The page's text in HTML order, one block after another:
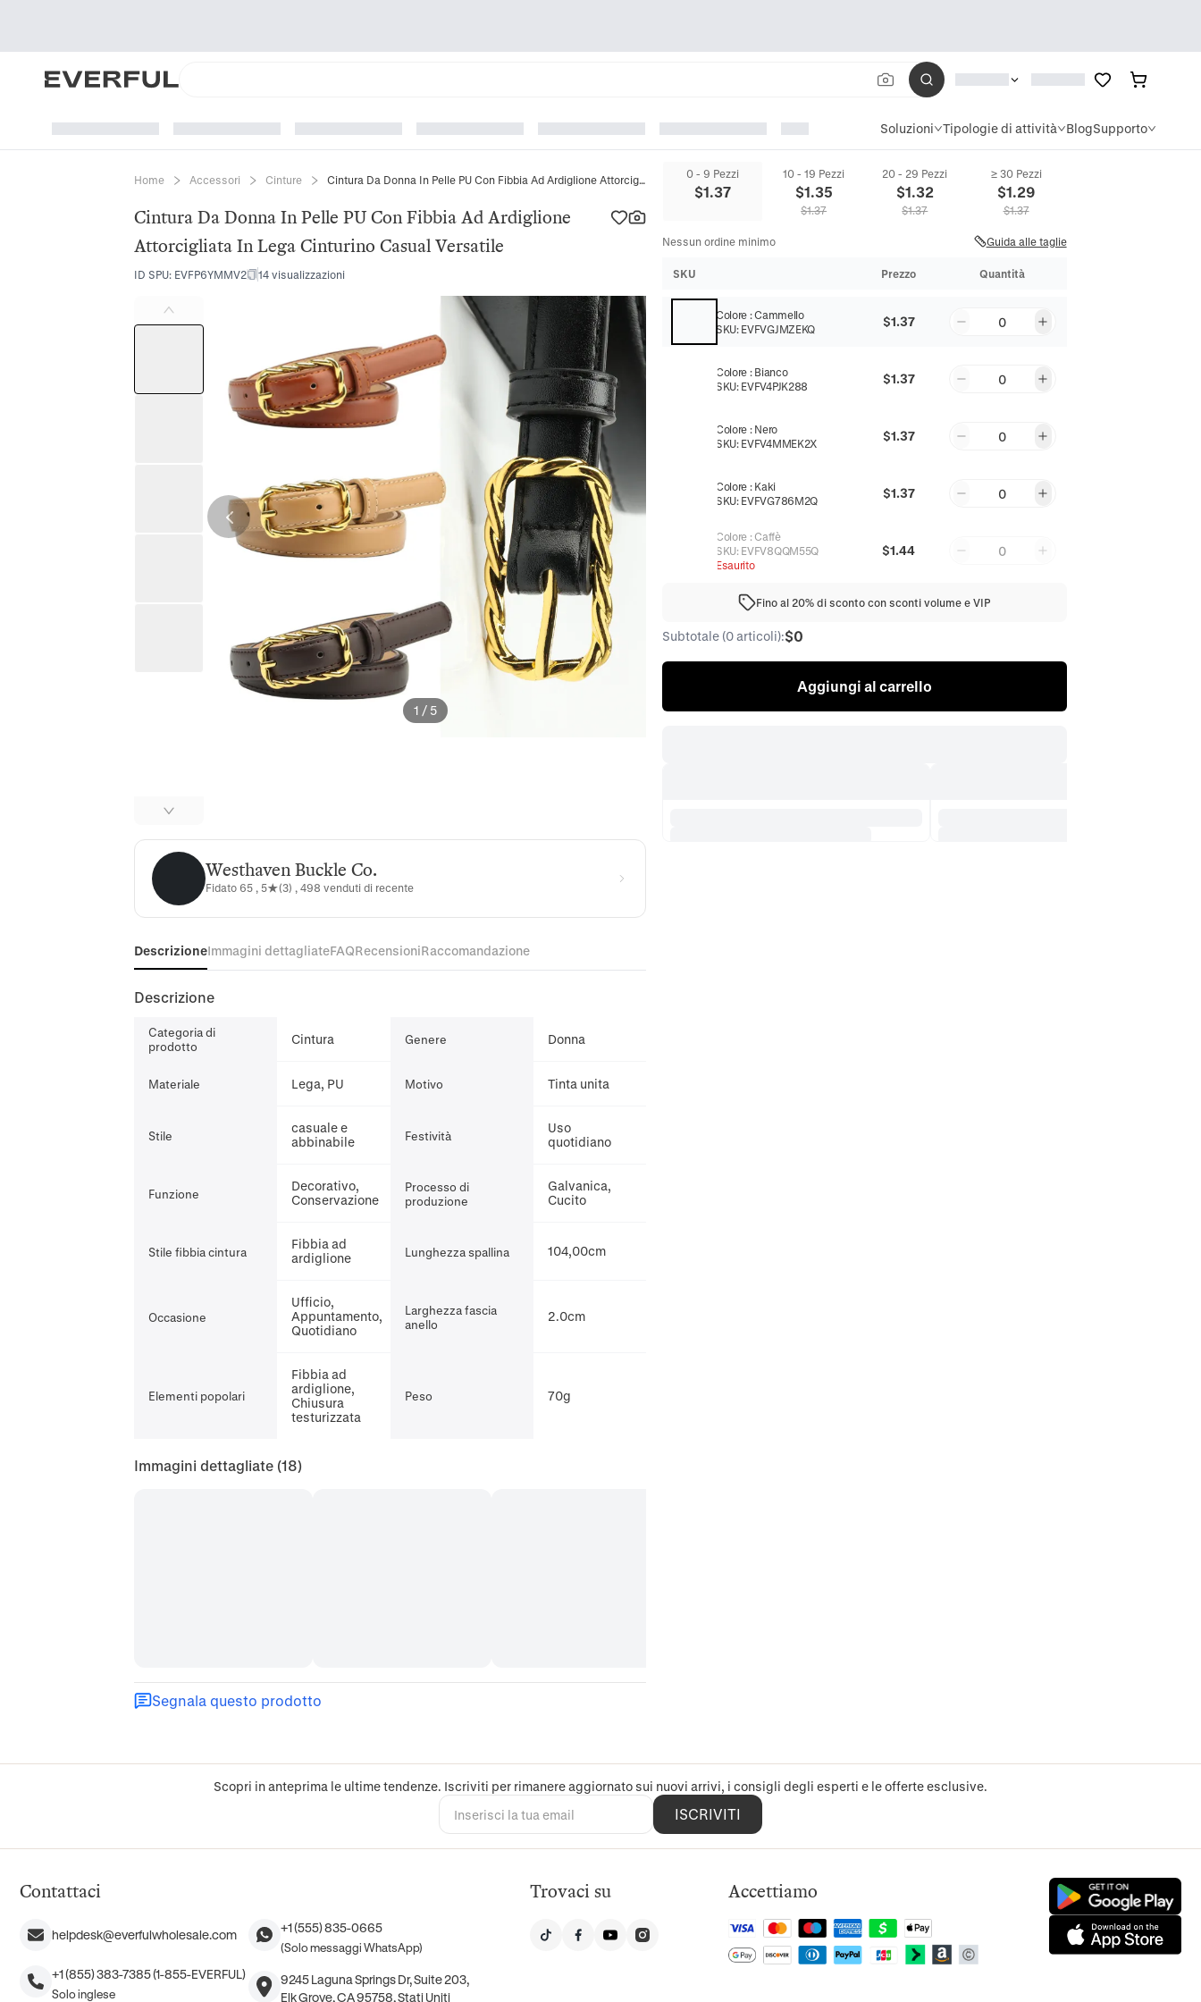
Soluzioni Tipologie di attività BlogSupporto
Home Accessori Cinture Cintura Da Donna In Pelle PU Con Fibbia Ad Ardiglione Attorcigliata In Lega Cinturino Casual Versatile
Cintura Da Donna In Pelle PU Con Fibbia Ad Ardiglione
Attorcigliata In Lega Cinturino Casual Versatile
ID SPU: EVFP6YMMV2 14 visualizzazioni
1 / 5
Westhaven Buckle Co.
Westhaven Buckle Co.
Fidato 65 , 5★(3) , 498 venduti di recente
DescrizioneImmagini dettagliateFAQRecensioniRaccomandazione
Descrizione
Categoria di
prodotto
Cintura Genere Donna
Materiale Lega, PU Motivo Tinta unita
Stile
casuale e
abbinabile
Festività
Uso
quotidiano
Funzione
Decorativo,
Conservazione
Processo di
produzione
Galvanica,
Cucito
Stile fibbia cintura
Fibbia ad
ardiglione
Lunghezza spallina 104,00cm
Occasione
Ufficio,
Appuntamento,
Quotidiano
Larghezza fascia
anello
2.0cm
Elementi popolari
Fibbia ad
ardiglione,
Chiusura
testurizzata
Peso 70g
Immagini dettagliate (18)
Segnala questo prodotto
0 - 9 Pezzi
$1.37
10 - 19 Pezzi
$1.35
$1.37
20 - 29 Pezzi
$1.32
$1.37
≥ 30 Pezzi
$1.29
$1.37
Nessun ordine minimo Guida alle taglie
SKU Prezzo Quantità
Colore :Cammello
SKU: EVFVGJMZEKQ $1.37 0
Colore : Bianco
SKU: EVFV4PJK288 $1.37 0
Colore : Nero
SKU: EVFV4MMEK2X $1.37 0
Colore : Kaki
SKU: EVFVG786M2Q $1.37 0
Colore : Caffè
SKU: EVFV8QQM55Q
Esaurito
$1.44 0
Fino al 20% di sconto con sconti volume e VIP
Subtotale (0 articoli):$0
Aggiungi al carrello
Scopri in anteprima le ultime tendenze. Iscriviti per rimanere aggiornato sui nuovi arrivi, i consigli degli esperti e le offerte esclusive.
ISCRIVITI
Contattaci
helpdesk@everfulwholesale.com
+1 (855) 383-7385 (1-855-EVERFUL)
Solo inglese
+1 (555) 835-0665
(Solo messaggi WhatsApp)
9245 Laguna Springs Dr, Suite 203,
Elk Grove, CA 95758, Stati Uniti
Trovaci su Accettiamo